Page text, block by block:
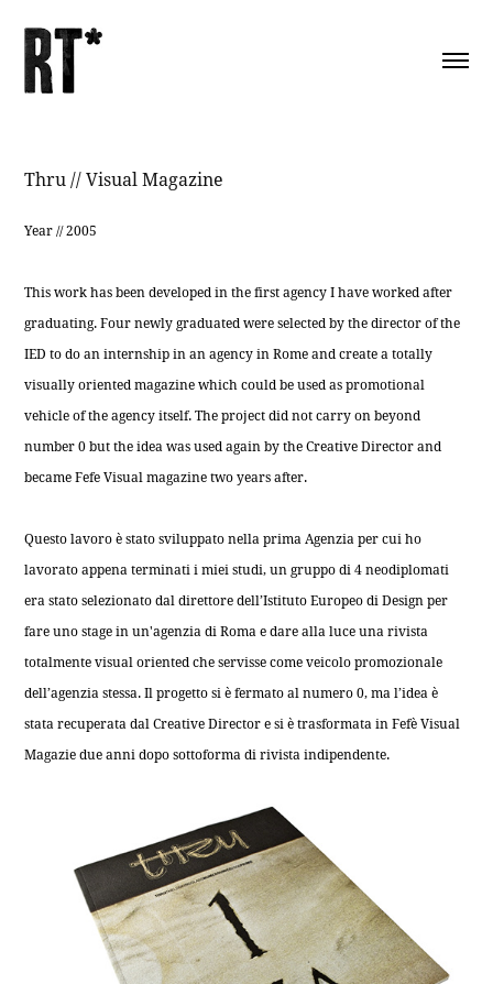
Thru // Visual Magazine
Year // 2005
This work has been developed in the first agency I have worked after
graduating. Four newly graduated were selected by the director of the
IED to do an internship in an agency in Rome and create a totally
visually oriented magazine which could be used as promotional
vehicle of the agency itself. The project did not carry on beyond
number 0 but the idea was used again by the Creative Director and
became Fefe Visual magazine two years after.
Questo lavoro è stato sviluppato nella prima Agenzia per cui ho
lavorato appena terminati i miei studi, un gruppo di 4 neodiplomati
era stato selezionato dal direttore dell’Istituto Europeo di Design per
fare uno stage in un'agenzia di Roma e dare alla luce una rivista
totalmente visual oriented che servisse come veicolo promozionale
dell’agenzia stessa. Il progetto si è fermato al numero 0, ma l’idea è
stata recuperata dal Creative Director e si è trasformata in Fefè Visual
Magazie due anni dopo sottoforma di rivista indipendente.